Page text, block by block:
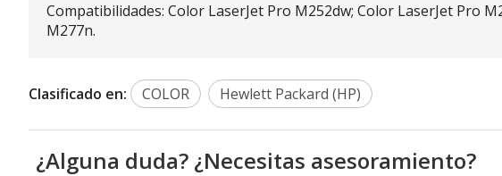
Compatibilidades: Color LaserJet Pro M252dw; Color LaserJet Pro
M277n.
Clasificado en: COLOR Hewlett Packard (HP)
¿Alguna duda? ¿Necesitas asesoramiento?